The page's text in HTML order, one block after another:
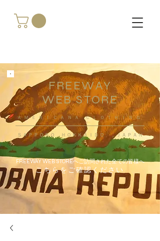
FREEWAY
WEB STORE
​ＡＭＥＲＩＣＡＮＡ ＣＬＯＴＨＩＮＧ
ＳＡＰＰＯＲＯ ＨＯＫＫＡＩＤＯ ，ＪＡＰＡＮ
FREEWAY WEB STOREへご訪問された全ての皆様へ
こちらをご確認ください